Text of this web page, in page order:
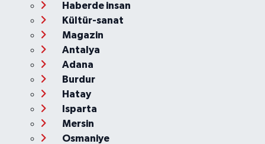
Haberde insan
Kültür-sanat
Magazin
Antalya
Adana
Burdur
Hatay
Isparta
Mersin
Osmaniye